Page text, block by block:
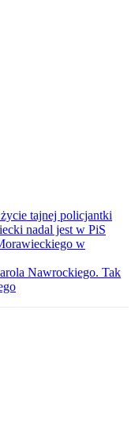
tajnej policjantki
nadal jest w PiS
w
Nawrockiego. Tak